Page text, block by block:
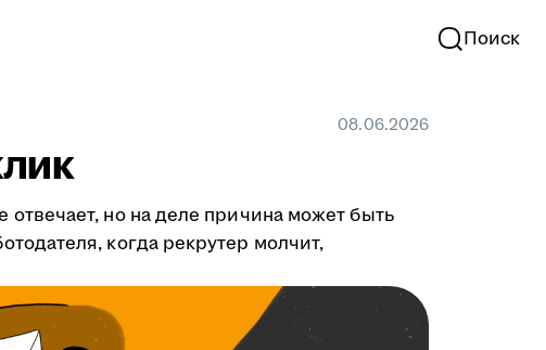
Поиск
08.06.2026
отвечает, но на деле причина может быть
когда рекрутер молчит,